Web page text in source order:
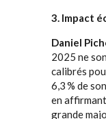
3. Impact
Daniel
2025 ne
calibrés
6,3 % de
en
grande